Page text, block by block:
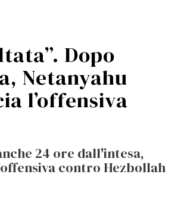
Dopo
Netanyahu
l’offensiva
24 ore dall'intesa,
contro Hezbollah